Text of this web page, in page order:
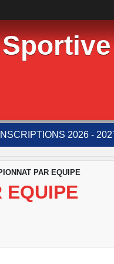
INSCRIPTIONS 2026 -
PAR EQUIPE
EQUIPE